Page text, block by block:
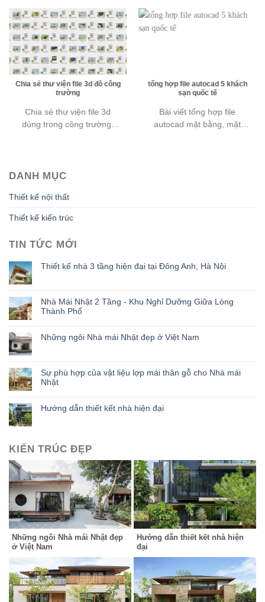
Chia sẻ thư viện file 3d đồ công
trường
Chia sẻ thư viện file 3d
dùng trong công trường,
tổng hợp file autocad 5 khách
sạn quốc tế
Bài viết tổng hợp file
autocad mặt bằng, mặt
DANH MỤC
Thiết kế nội thất
Thiết kế kiến trúc
TIN TỨC MỚI
Thiết kế nhà 3 tầng hiện đại tại Đông Anh, Hà Nội
Nhà Mái Nhật 2 Tầng - Khu Nghỉ Dưỡng Giữa Lòng
Thành Phố
Những ngôi Nhà mái Nhật đẹp ở Việt Nam
Sự phù hợp của vật liệu lợp mái thân gỗ cho Nhà mái
Nhật
Hướng dẫn thiết kết nhà hiện đại
KIẾN TRÚC ĐẸP
Những ngôi Nhà mái Nhật đẹp
ở Việt Nam
Hướng dẫn thiết kết nhà hiện
đại